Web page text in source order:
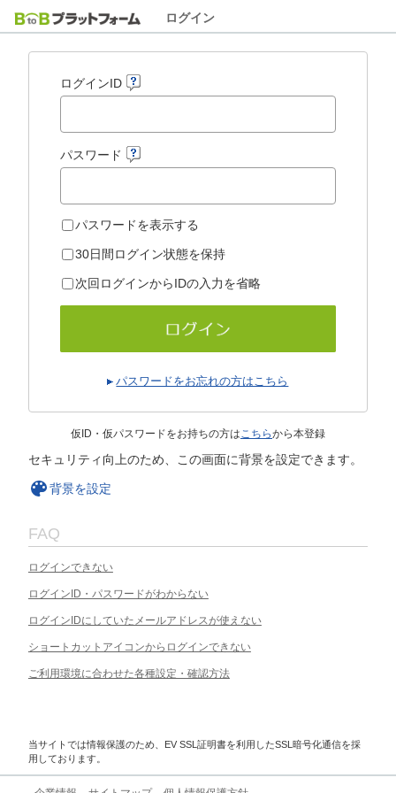
ログイン
ログインID
パスワード
パスワードを表示する
30日間ログイン状態を保持
次回ログインからIDの入力を省略
パスワードをお忘れの方はこちら
仮ID・仮パスワードをお持ちの方はこちらから本登録
セキュリティ向上のため、この画面に背景を設定できます。
背景を設定
FAQ
ログインできない
ログインID・パスワードがわからない
ログインIDにしていたメールアドレスが使えない
ショートカットアイコンからログインできない
ご利用環境に合わせた各種設定・確認方法
当サイトでは情報保護のため、EV SSL証明書を利用したSSL暗号化通信を採
用しております。